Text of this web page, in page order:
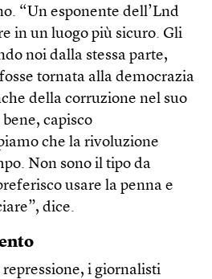
“Un esponente dell’Lnd
in un luogo più sicuro. Gli
noi dalla stessa parte,
tornata alla democrazia
della corruzione nel suo
capisco
che la rivoluzione
Non sono il tipo da
usare la penna e
dice.
i giornalisti